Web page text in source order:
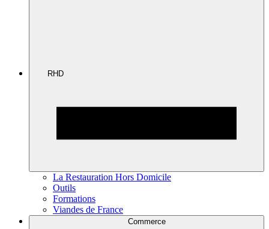
RHD
La Restauration Hors Domicile
Outils
Formations
Viandes de France
Commerce